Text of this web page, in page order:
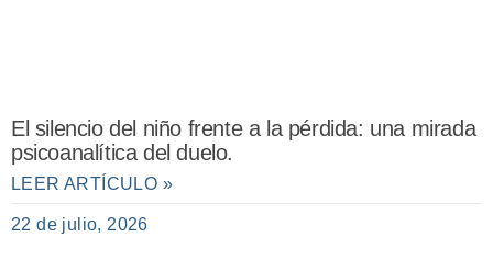
El silencio del niño frente a la pérdida: una mirada
psicoanalítica del duelo.
LEER ARTÍCULO »
22 de julio, 2026